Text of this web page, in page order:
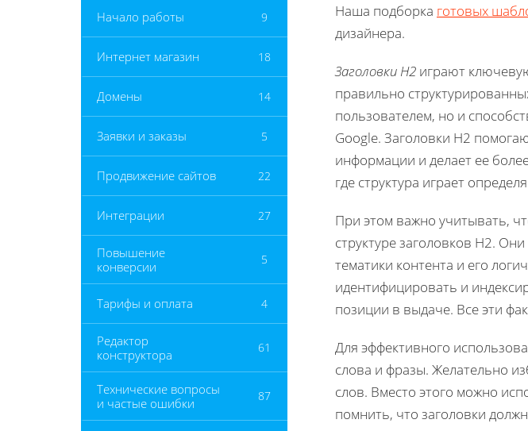
Начало работы 9
Интернет магазин 18
Домены 14
Заявки и заказы 5
Продвижение сайтов 22
Интеграции 27
Повышение
конверсии
5
Тарифы и оплата 4
Редактор
конструктора
61
Технические вопросы
и частые ошибки
87
Наша подборка готовых
дизайнера.
Заголовки H2 играют
правильно
пользователем, но и
Google. Заголовки H2
информации и делает ее
где структура играет
При этом важно учитывать,
структуре заголовков H2.
тематики контента и его
идентифицировать и
позиции в выдаче. Все эти
Для эффективного
слова и фразы. Желательно
слов. Вместо этого можно
помнить, что заголовки